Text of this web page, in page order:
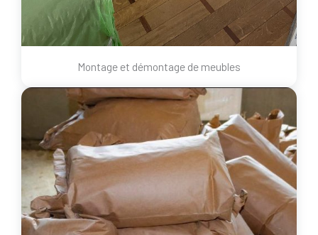
Montage et démontage de meubles